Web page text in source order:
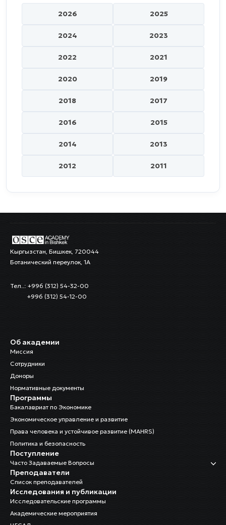
2026 2025
2024 2023
2022 2021
2020 2019
2018 2017
2016 2015
2014 2013
2012 2011
Кыргызстан, Бишкек, 720044
Ботанический переулок, 1А
Тел..: +996 (312) 54-32-00
+996 (312) 54-12-00
Об академии
Миссия
Сотрудники
Доноры
Нормативные документы
Программы
Бакалавриат по Экономике
Экономическое управление и развитие
Права человека и устойчивое развитие (MAHRS)
Политика и безопасность
Поступление
Часто Задаваемые Вопросы
Преподаватели
Список преподавателей
Исследования и публикации
Исследовательские программы
Академические мероприятия